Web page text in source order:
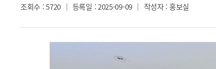
조회수 : 5720 등록일 : 2025-09-09 작성자: 홍보실